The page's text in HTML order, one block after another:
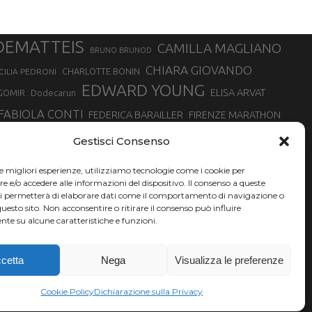
Gestisci Consenso
migliori esperienze, utilizziamo tecnologie come i cookie per
e/o accedere alle informazioni del dispositivo. Il consenso a queste
permetterà di elaborare dati come il comportamento di navigazione o
sito. Non acconsentire o ritirare il consenso può influire
su alcune caratteristiche e funzioni.
Nega Visualizza le preferenze
Cookie PolicyDichiarazione sulla Privacy
BRUNO BRUNOD CAMILLA MAGLIANO
PEDRONI CHARLOTTE BONIN CHIARA GIOVANDO
Dodecarun EDWARD YOUNG ELISA ARVAT
FABIOLA CONTI FEDERICA BARAILLER FIRENZE MARATHON
GIOVANNA EPIS GIULIANO CAVALLO
DI TORINO MARATONINA MARCELLA BELLETTI MARCO OLMO
MONVISO VERTICAL RACE NADIA BATTOCLETTI
BONALDI SILVIA RAMPAZZO
CHEVRIER YEMAN CRIPPA